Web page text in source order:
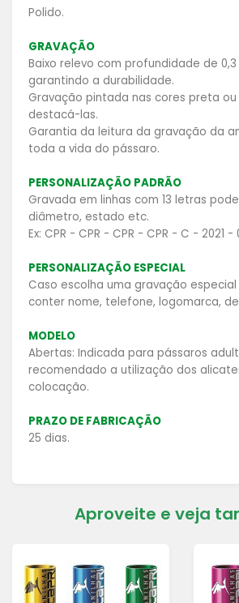
Polido.
GRAVAÇÃO
Baixo relevo com profundidade de 0,3
garantindo a durabilidade.
Gravação pintada nas cores preta
destacá-las.
Garantia da leitura da gravação da
toda a vida do pássaro.
PERSONALIZAÇÃO PADRÃO
Gravada em linhas com 13 letras
diâmetro, estado etc.
Ex: CPR - CPR - CPR - CPR - C - 2021 -
PERSONALIZAÇÃO ESPECIAL
Caso escolha uma gravação
conter nome, telefone, logomarca,
MODELO
Abertas: Indicada para pássaros
recomendado a utilização dos
colocação.
PRAZO DE FABRICAÇÃO
25 dias.
Aproveite e veja